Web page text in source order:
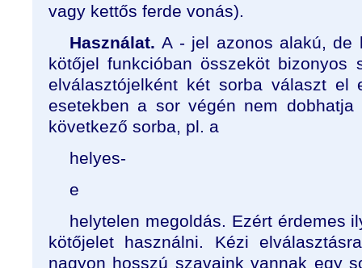
vagy kettős ferde vonás).
Használat.A - jel azonos alakú, de
kötőjel funkcióban összeköt bizonyos
elválasztójelként két sorba választ el
esetekben a sor végén nem
következő sorba, pl. a
helyes-
e
helytelen megoldás. Ezért érdemes
kötőjelet használni. Kézi
nagyon hosszú szavaink vannak egy